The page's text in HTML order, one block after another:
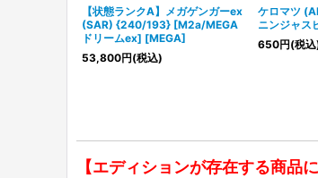
【状態ランクA】メガゲンガーex
(SAR) {240/193} [M2a/MEGA
ドリームex] [MEGA]
53,800円(税込)
ケロマツ
ニンジャス
650円(税
【エディションが存在する商品に